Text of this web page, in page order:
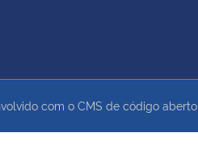
com o CMS de código aberto